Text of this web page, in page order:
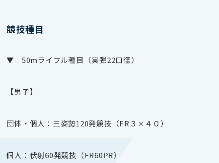
競技種目
▼ 50mライフル種目（実弾22口径）
【男子】
団体・個人：三姿勢120発競技（FR３×４０）
個人：伏射60発競技（FR60PR）